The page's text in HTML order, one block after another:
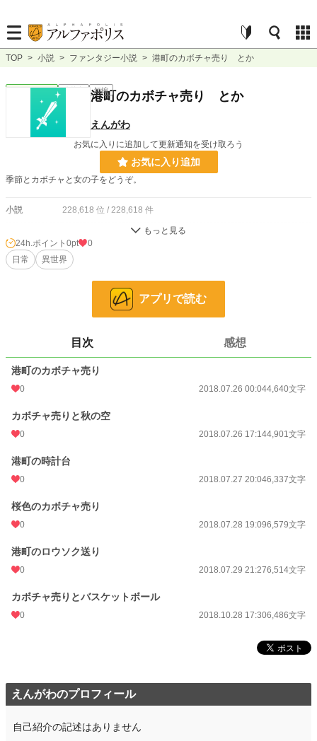
TOP > 小説 > ファンタジー小説 > 港町のカボチャ売り とか
ファンタジー 連載中 短編
港町のカボチャ売り とか
えんがわ
お気に入りに追加して更新通知を受け取ろう
お気に入り追加
季節とカボチャと女の子をどうぞ。
小説 228,618 位 / 228,618 件
53,262 位 / 53,262 件
お気に入り 2
初回公開日時 2018.07.26 00:04
週間ポイント
0 pt (228,618 位)
年間ポイント
累計ポイント 3,426 pt (141,635 位)
24h.ポイント 0pt
0
日常
異世界
アプリで読む
目次 感想
港町のカボチャ売り
0 2018.07.26 00:044,640文字
カボチャ売りと秋の空
0 2018.07.26 17:144,901文字
港町の時計台
0 2018.07.27 20:046,337文字
桜色のカボチャ売り
0 2018.07.28 19:096,579文字
港町のロウソク送り
0 2018.07.29 21:276,514文字
カボチャ売りとバスケットボール
0 2018.10.28 17:306,486文字
えんがわのプロフィール
自己紹介の記述はありません